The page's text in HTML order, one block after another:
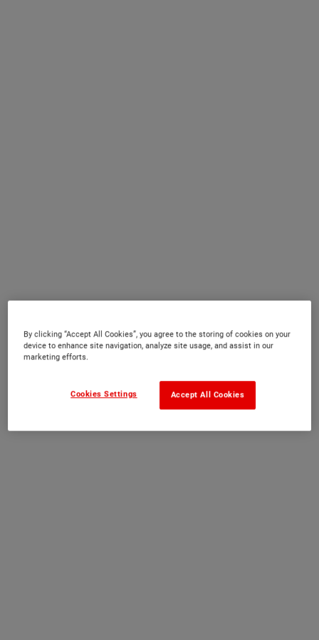
By clicking “Accept All Cookies”, you agree to the storing of cookies on your
device to enhance site navigation, analyze site usage, and assist in our
marketing efforts.
Accept All Cookies
Cookies Settings